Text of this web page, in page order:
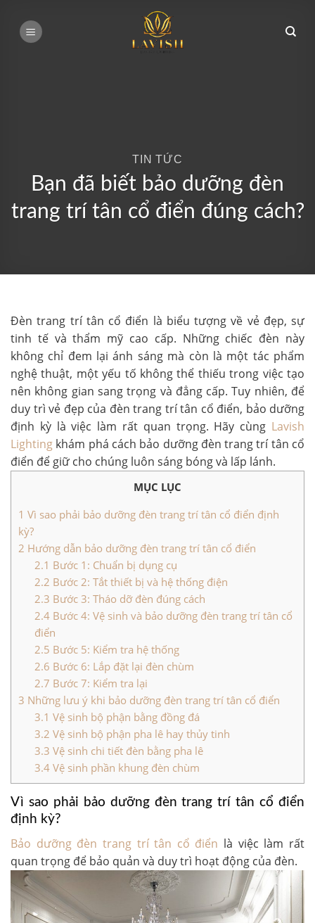
TIN TỨC
Bạn đã biết bảo dưỡng đèn
trang trí tân cổ điển đúng cách?
Đèn trang trí tân cổ điển là biểu tượng về vẻ đẹp, sự
tinh tế và thẩm mỹ cao cấp. Những chiếc đèn này
không chỉ đem lại ánh sáng mà còn là một tác phẩm
nghệ thuật, một yếu tố không thể thiếu trong việc tạo
nên không gian sang trọng và đẳng cấp. Tuy nhiên, để
duy trì vẻ đẹp của đèn trang trí tân cổ điển, bảo dưỡng
định kỳ là việc làm rất quan trọng. Hãy cùng Lavish
Lighting khám phá cách bảo dưỡng đèn trang trí tân cổ
điển để giữ cho chúng luôn sáng bóng và lấp lánh.
MỤC LỤC
1 Vì sao phải bảo dưỡng đèn trang trí tân cổ điển định
kỳ?
2 Hướng dẫn bảo dưỡng đèn trang trí tân cổ điển
2.1 Bước 1: Chuẩn bị dụng cụ
2.2 Bước 2: Tắt thiết bị và hệ thống điện
2.3 Bước 3: Tháo dỡ đèn đúng cách
2.4Bước 4: Vệ sinh và bảo dưỡng đèn trang trí tân cổ
điển
2.5 Bước 5: Kiểm tra hệ thống
2.6 Bước 6: Lắp đặt lại đèn chùm
2.7 Bước 7: Kiểm tra lại
3 Những lưu ý khi bảo dưỡng đèn trang trí tân cổ điển
3.1 Vệ sinh bộ phận bằng đồng đá
3.2 Vệ sinh bộ phận pha lê hay thủy tinh
3.3 Vệ sinh chi tiết đèn bằng pha lê
3.4Vệ sinh phần khung đèn chùm
Vì sao phải bảo dưỡng đèn trang trí tân cổ điển
định kỳ?
Bảo dưỡng đèn trang trí tân cổ điển là việc làm rất
quan trọng để bảo quản và duy trì hoạt động của đèn.